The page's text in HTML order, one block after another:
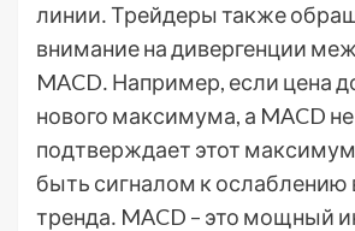
линии․ Трейдеры также
внимание на дивергенции
MACD․ Например, если цена
нового максимума, а MACD не
подтверждает этот
быть сигналом к ослаблению
тренда․ MACD – это мощный